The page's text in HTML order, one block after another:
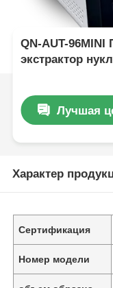
QN-AUT-
экстрактор
Лучшая
Характер
Сертификация
Номер модели